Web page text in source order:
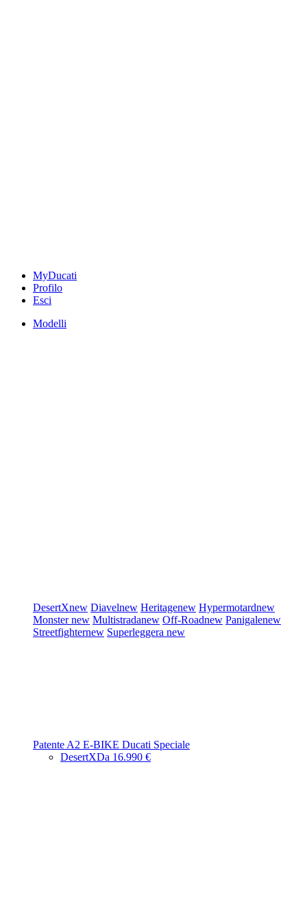
MyDucati
Profilo
Esci
Modelli
DesertXnew Diavelnew Heritagenew Hypermotardnew
Monsternew Multistradanew Off-Roadnew Panigalenew
Streetfighternew Superleggera new
Patente A2 E-BIKE Ducati Speciale
DesertXDa 16.990 €